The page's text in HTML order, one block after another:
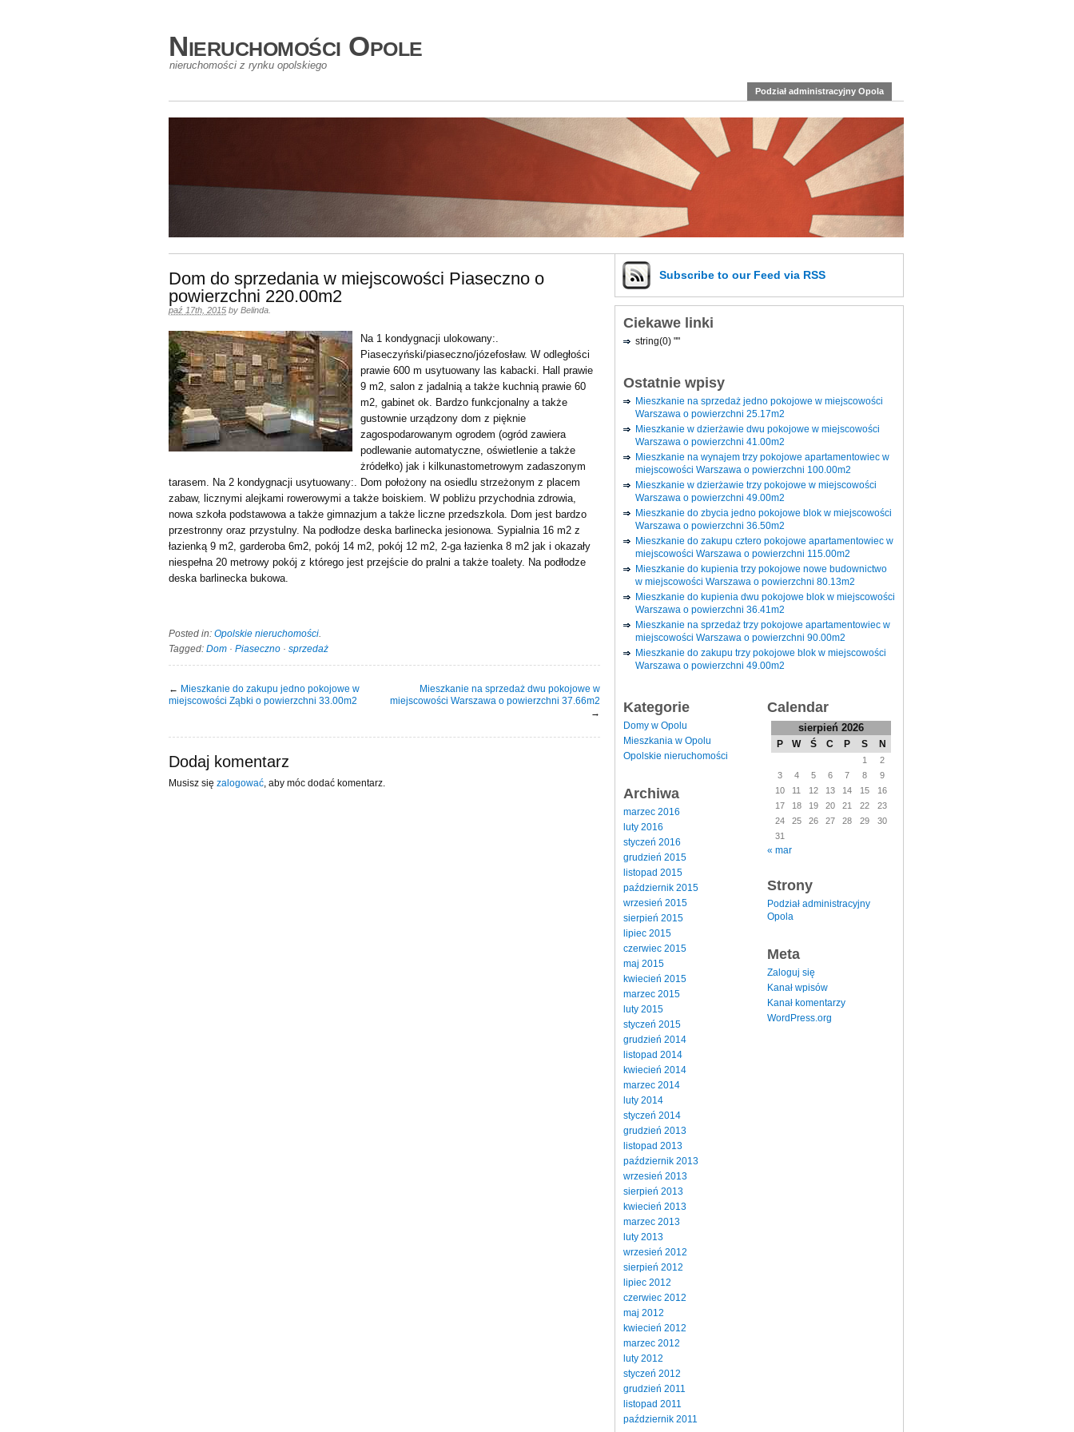
Nieruchomości Opole
nieruchomości z rynku opolskiego
Podział administracyjny Opola
Dom do sprzedania w miejscowości Piaseczno o
powierzchni 220.00m2
paź 17th, 2015 by Belinda
Na 1 kondygnacji ulokowany:.
Piaseczyński/piaseczno/józefosław. W odległości
prawie 600 m usytuowany las kabacki. Hall prawie
9 m2, salon z jadalnią a także kuchnią prawie 60
m2, gabinet ok. Bardzo funkcjonalny a także
gustownie urządzony dom z pięknie
zagospodarowanym ogrodem (ogród zawiera
podlewanie automatyczne, oświetlenie a także
żródełko) jak i kilkunastometrowym zadaszonym
tarasem. Na 2 kondygnacji usytuowany:. Dom położony na osiedlu strzeżonym z placem
zabaw, licznymi alejkami rowerowymi a także boiskiem. W pobliżu przychodnia zdrowia,
nowa szkoła podstawowa a także gimnazjum a także liczne przedszkola. Dom jest bardzo
przestronny oraz przystulny. Na podłodze deska barlinecka jesionowa. Sypialnia 16 m2 z
łazienką 9 m2, garderoba 6m2, pokój 14 m2, pokój 12 m2, 2-ga łazienka 8 m2 jak i okazały
niespełna 20 metrowy pokój z którego jest przejście do pralni a także toalety. Na podłodze
deska barlinecka bukowa.
Posted in: Opolskie nieruchomości.
Tagged: Dom · Piaseczno · sprzedaż
← Mieszkanie do zakupu jedno pokojowe w
miejscowości Ząbki o powierzchni 33.00m2
Mieszkanie na sprzedaż dwu pokojowe w
miejscowości Warszawa o powierzchni 37.66m2
→
Dodaj komentarz
Musisz się zalogować , aby móc dodać komentarz.
Subscribe to our Feed via RSS
Ciekawe linki
string(0) ""
Ostatnie wpisy
Mieszkanie na sprzedaż jedno pokojowe w miejscowości
Warszawa o powierzchni 25.17m2
Mieszkanie w dzierżawie dwu pokojowe w miejscowości
Warszawa o powierzchni 41.00m2
Mieszkanie na wynajem trzy pokojowe apartamentowiec w
miejscowości Warszawa o powierzchni 100.00m2
Mieszkanie w dzierżawie trzy pokojowe w miejscowości
Warszawa o powierzchni 49.00m2
Mieszkanie do zbycia jedno pokojowe blok w miejscowości
Warszawa o powierzchni 36.50m2
Mieszkanie do zakupu cztero pokojowe apartamentowiec w
miejscowości Warszawa o powierzchni 115.00m2
Mieszkanie do kupienia trzy pokojowe nowe budownictwo
w miejscowości Warszawa o powierzchni 80.13m2
Mieszkanie do kupienia dwu pokojowe blok w miejscowości
Warszawa o powierzchni 36.41m2
Mieszkanie na sprzedaż trzy pokojowe apartamentowiec w
miejscowości Warszawa o powierzchni 90.00m2
Mieszkanie do zakupu trzy pokojowe blok w miejscowości
Warszawa o powierzchni 49.00m2
Kategorie
Domy w Opolu
Mieszkania w Opolu
Opolskie nieruchomości
Archiwa
marzec 2016
luty 2016
styczeń 2016
grudzień 2015
listopad 2015
październik 2015
wrzesień 2015
sierpień 2015
lipiec 2015
czerwiec 2015
maj 2015
kwiecień 2015
marzec 2015
luty 2015
styczeń 2015
grudzień 2014
listopad 2014
kwiecień 2014
marzec 2014
luty 2014
styczeń 2014
grudzień 2013
listopad 2013
październik 2013
wrzesień 2013
sierpień 2013
kwiecień 2013
marzec 2013
luty 2013
wrzesień 2012
sierpień 2012
lipiec 2012
czerwiec 2012
maj 2012
kwiecień 2012
marzec 2012
luty 2012
styczeń 2012
grudzień 2011
listopad 2011
październik 2011
Calendar
sierpień 2026
P W Ś C P S N
1
2
3
4 5 6 7 8
9
10
11 12 13 14 15
16
17
18 19 20 21 22
23
24
25 26 27 28 29
30
31
« mar
Strony
Podział administracyjny
Opola
Meta
Zaloguj się
Kanał wpisów
Kanał komentarzy
WordPress.org